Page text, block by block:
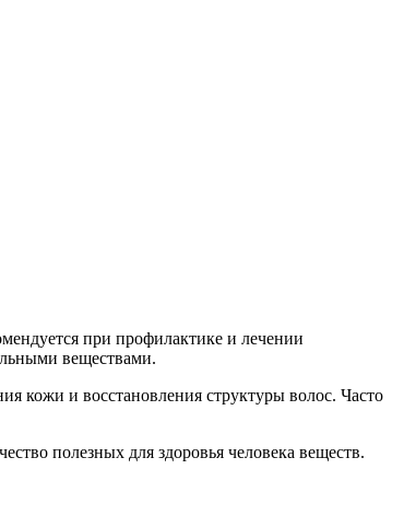
при профилактике и лечении
веществами.
кожи и восстановления структуры волос. Часто
полезных для здоровья человека веществ.